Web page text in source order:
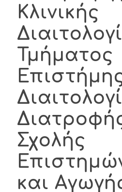
Κλινικής
Τμήματος
Σχολής
και